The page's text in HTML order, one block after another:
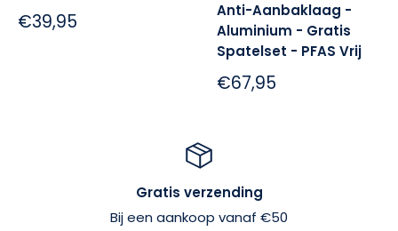
Sale:
€39,95
Anti-Aanbaklaag -
Aluminium - Gratis
Spatelset - PFAS Vrij
Sale:
€67,95
Gratis verzending
Bij een aankoop vanaf €50